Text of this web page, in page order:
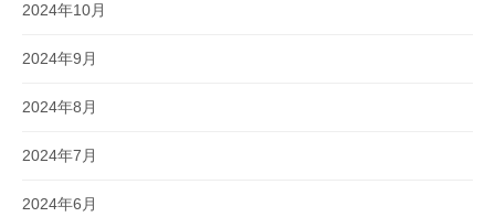
2024年10月
2024年9月
2024年8月
2024年7月
2024年6月